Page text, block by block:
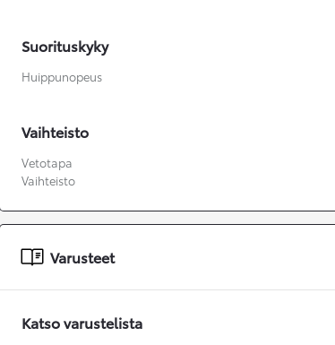
Suorituskyky
Huippunopeus
Vaihteisto
Vetotapa
Vaihteisto
Varusteet
Katso varustelista